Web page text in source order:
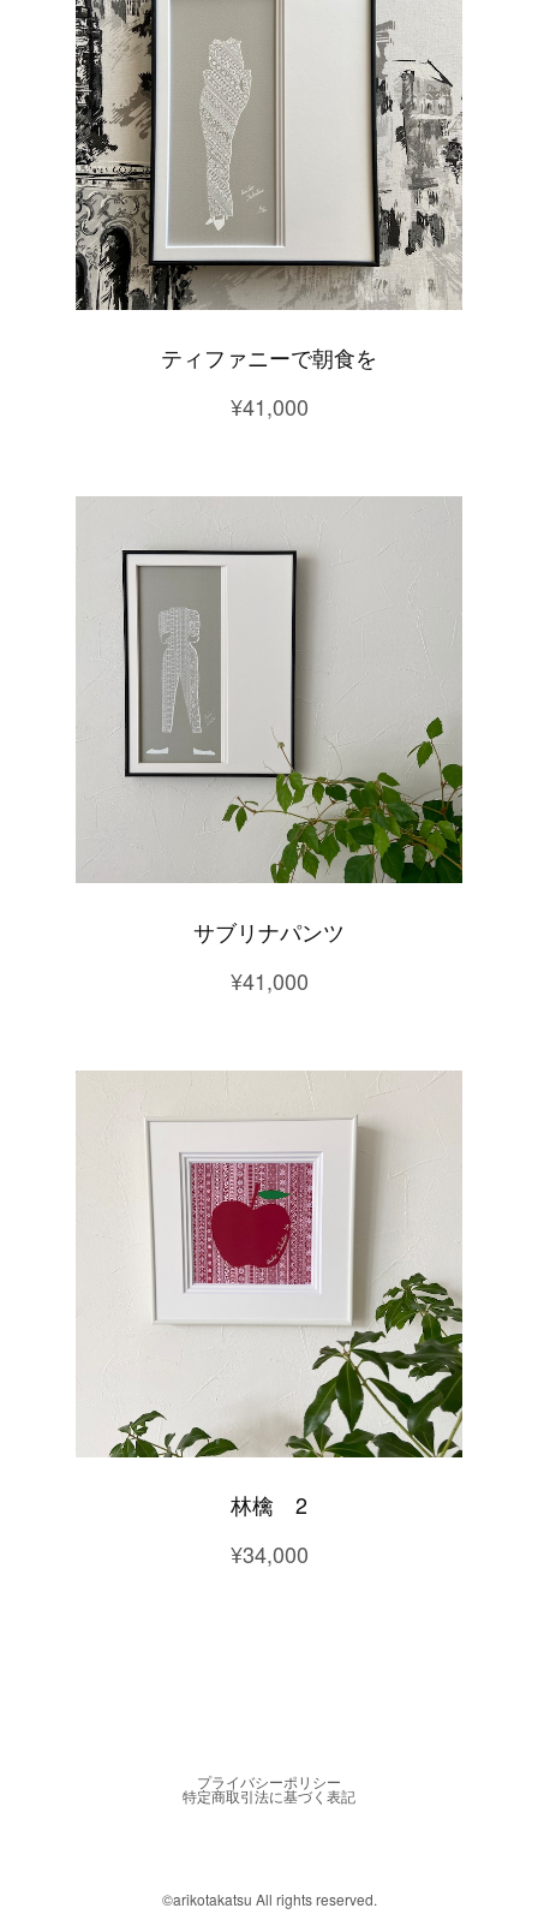
ティファニーで朝食を
¥41,000
サブリナパンツ
¥41,000
林檎 2
¥34,000
プライバシーポリシー
特定商取引法に基づく表記
©︎arikotakatsu All rights reserved.